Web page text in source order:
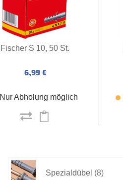
Fischer S 10, 50 St.
6,99 €
Nur Abholung möglich
Spezialdübel (8)